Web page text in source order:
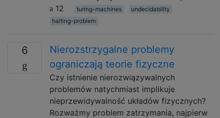
12
turing-machines
undecidability
halting-problem
6
Nierozstrzygalne problemy
ograniczają teorie fizyczne
Czy istnienie nierozwiązywalnych
problemów natychmiast implikuje
nieprzewidywalność układów fizycznych?
Rozważmy problem zatrzymania, najpierw